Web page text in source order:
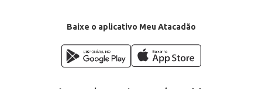
Baixe o aplicativo Meu Atacadão